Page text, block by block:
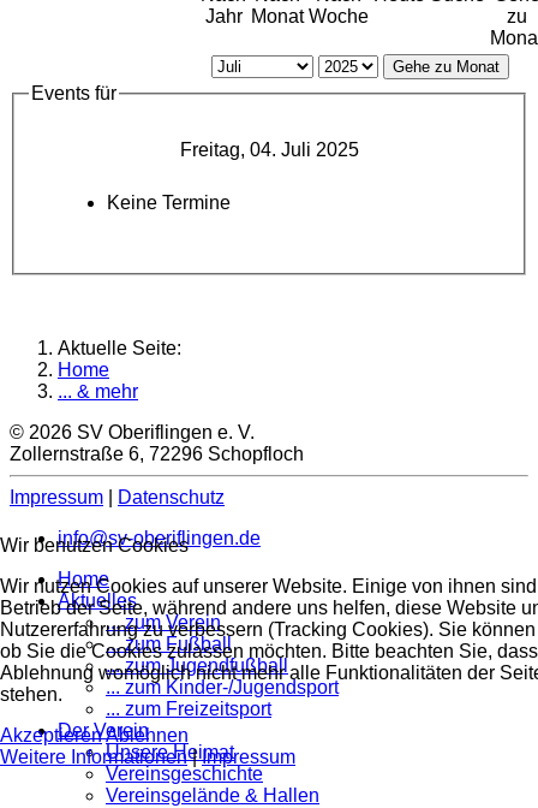
Jahr Monat Woche
zu
Gehe zu Monat
Events für
Freitag, 04. Juli 2025
Keine Termine
Aktuelle Seite:
Home
... & mehr
© 2026 SV Oberiflingen e. V.
Zollernstraße 6, 72296 Schopfloch
Impressum
Datenschutz
info@sv-oberiflingen.de
Home
Aktuelles
... zum Verein
... zum Fußball
... zum Jugendfußball
... zum Kinder-/Jugendsport
... zum Freizeitsport
Der Verein
Unsere Heimat
Vereinsgeschichte
Vereinsgelände & Hallen
Wir benutzen Cookies
Wir nutzen Cookies auf unserer Website. Einige von ihnen
Betrieb der Seite, während andere uns helfen, diese Website
Nutzererfahrung zu verbessern (Tracking Cookies). Sie
ob Sie die Cookies zulassen möchten. Bitte beachten Sie,
Ablehnung womöglich nicht mehr alle Funktionalitäten der
stehen.
AkzeptierenAblehnen
Weitere Informationen|Impressum